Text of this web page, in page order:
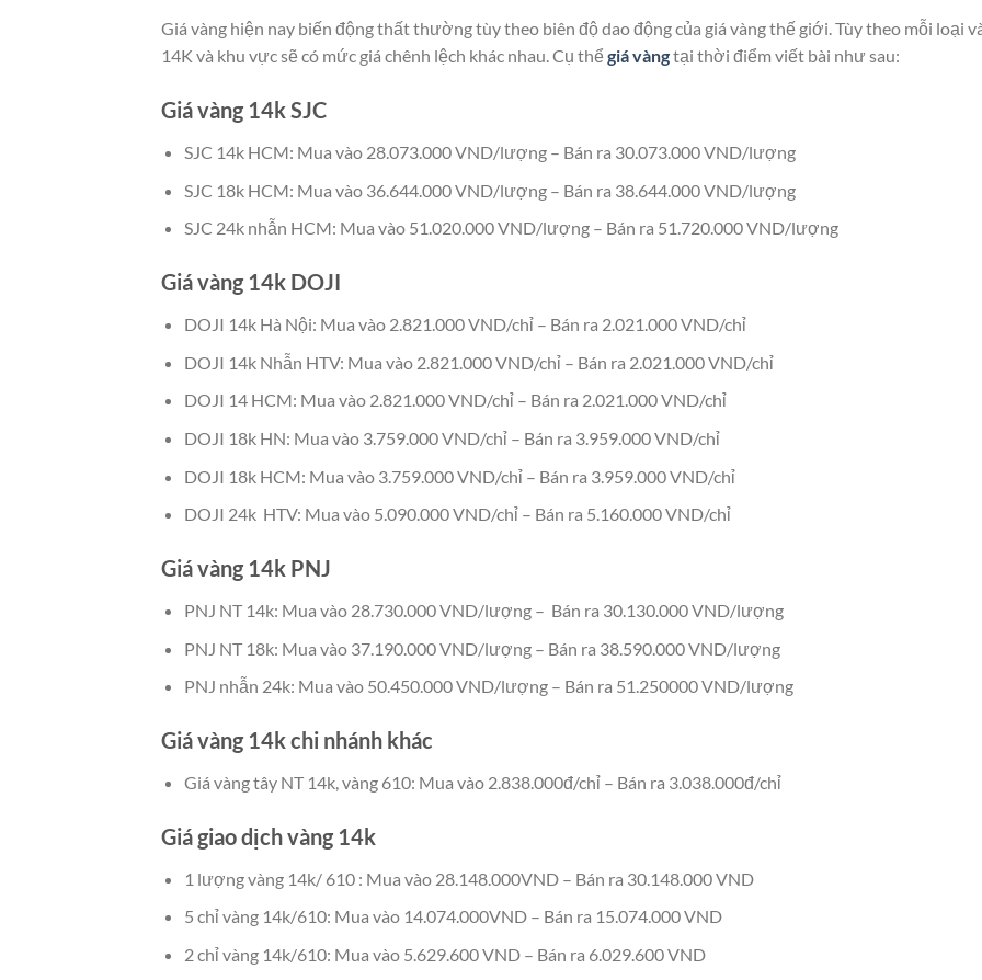
Giá vàng hiện nay biến động thất thường tùy theo biên độ dao động của giá vàng thế giới. Tùy theo mỗi loại
14K và khu vực sẽ có mức giá chênh lệch khác nhau. Cụ thể giá vàngtại thời điểm viết bài như sau:
Giá vàng 14k SJC
SJC 14k HCM: Mua vào 28.073.000 VND/lượng – Bán ra 30.073.000 VND/lượng
SJC 18k HCM: Mua vào 36.644.000 VND/lượng – Bán ra 38.644.000 VND/lượng
SJC 24k nhẫn HCM: Mua vào 51.020.000 VND/lượng – Bán ra 51.720.000 VND/lượng
Giá vàng 14k DOJI
DOJI 14k Hà Nội: Mua vào 2.821.000 VND/chỉ – Bán ra 2.021.000 VND/chỉ
DOJI 14k Nhẫn HTV: Mua vào 2.821.000 VND/chỉ – Bán ra 2.021.000 VND/chỉ
DOJI 14 HCM: Mua vào 2.821.000 VND/chỉ – Bán ra 2.021.000 VND/chỉ
DOJI 18k HN: Mua vào 3.759.000 VND/chỉ – Bán ra 3.959.000 VND/chỉ
DOJI 18k HCM: Mua vào 3.759.000 VND/chỉ – Bán ra 3.959.000 VND/chỉ
DOJI 24k HTV: Mua vào 5.090.000 VND/chỉ – Bán ra 5.160.000 VND/chỉ
Giá vàng 14k PNJ
PNJ NT 14k: Mua vào 28.730.000 VND/lượng – Bán ra 30.130.000 VND/lượng
PNJ NT 18k: Mua vào 37.190.000 VND/lượng – Bán ra 38.590.000 VND/lượng
PNJ nhẫn 24k: Mua vào 50.450.000 VND/lượng – Bán ra 51.250000 VND/lượng
Giá vàng 14k chi nhánh khác
Giá vàng tây NT 14k, vàng 610: Mua vào 2.838.000đ/chỉ – Bán ra 3.038.000đ/chỉ
Giá giao dịch vàng 14k
1 lượng vàng 14k/ 610 : Mua vào 28.148.000VND – Bán ra 30.148.000 VND
5 chỉ vàng 14k/610: Mua vào 14.074.000VND – Bán ra 15.074.000 VND
2 chỉ vàng 14k/610: Mua vào 5.629.600 VND – Bán ra 6.029.600 VND